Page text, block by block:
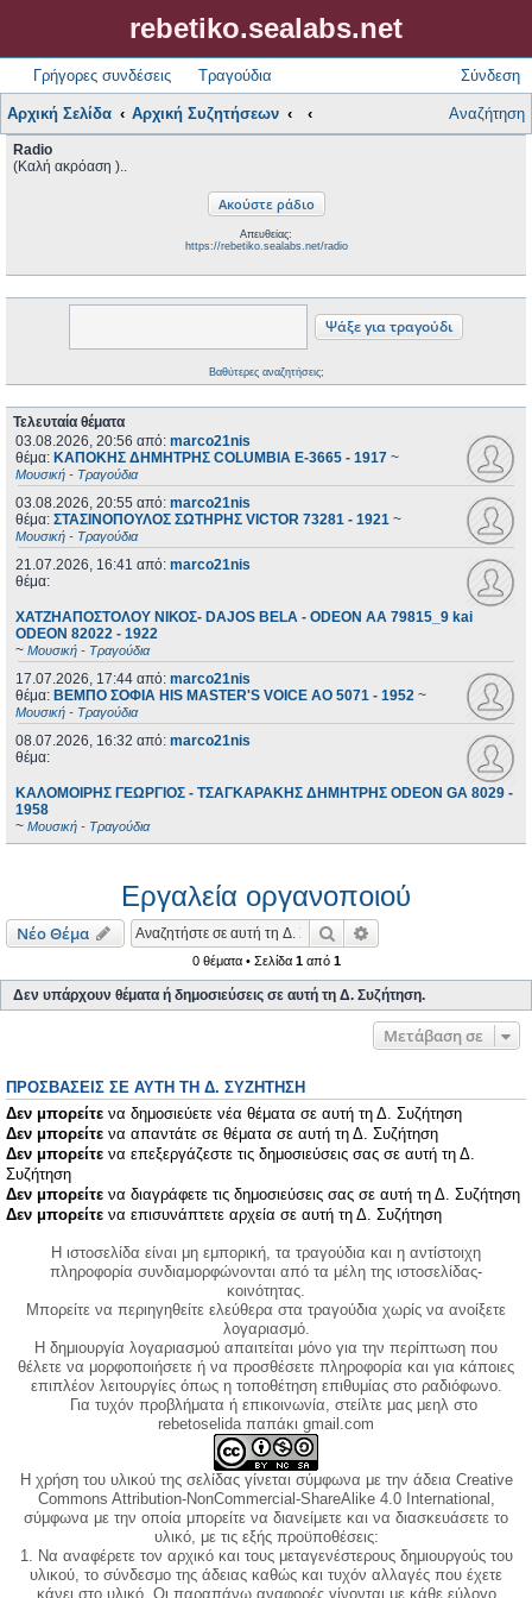
rebetiko.sealabs.net
Γρήγορες συνδέσεις Τραγούδια Σύνδεση
Αρχική Σελίδα Αρχική Συζητήσεων Αναζήτηση
Radio
(Καλή ακρόαση )..
Απευθείας:
https://rebetiko.sealabs.net/radio
Βαθύτερες αναζητήσεις;
Τελευταία θέματα
03.08.2026, 20:56 από: marco21nis
θέμα: ΚΑΠΟΚΗΣ ΔΗΜΗΤΡΗΣ COLUMBIA E-3665 - 1917 ~
Μουσική - Τραγούδια
03.08.2026, 20:55 από: marco21nis
θέμα: ΣΤΑΣΙΝΟΠΟΥΛΟΣ ΣΩΤΗΡΗΣ VICTOR 73281 - 1921 ~
Μουσική - Τραγούδια
21.07.2026, 16:41 από: marco21nis
θέμα:
ΧΑΤΖΗΑΠΟΣΤΟΛΟΥ ΝΙΚΟΣ- DAJOS BELA - ODEON AA 79815_9 kai
ODEON 82022 - 1922
~ Μουσική - Τραγούδια
17.07.2026, 17:44 από: marco21nis
θέμα: ΒΕΜΠΟ ΣΟΦΙΑ HIS MASTER'S VOICE AO 5071 - 1952 ~
Μουσική - Τραγούδια
08.07.2026, 16:32 από: marco21nis
θέμα:
ΚΑΛΟΜΟΙΡΗΣ ΓΕΩΡΓΙΟΣ - ΤΣΑΓΚΑΡΑΚΗΣ ΔΗΜΗΤΡΗΣ ODEON GA 8029 -
1958
~ Μουσική - Τραγούδια
Εργαλεία οργανοποιού
Νέο Θέμα Αναζήτηση
0 θέματα • Σελίδα 1από 1
Δεν υπάρχουν θέματα ή δημοσιεύσεις σε αυτή τη Δ. Συζήτηση.
Μετάβαση σε
ΠΡΟΣΒΆΣΕΙΣ ΣΕ ΑΥΤΉ ΤΗ Δ. ΣΥΖΉΤΗΣΗ
Δεν μπορείτε να δημοσιεύετε νέα θέματα σε αυτή τη Δ. Συζήτηση
Δεν μπορείτε να απαντάτε σε θέματα σε αυτή τη Δ. Συζήτηση
Δεν μπορείτε να επεξεργάζεστε τις δημοσιεύσεις σας σε αυτή τη Δ.
Συζήτηση
Δεν μπορείτε να διαγράφετε τις δημοσιεύσεις σας σε αυτή τη Δ. Συζήτηση
Δεν μπορείτε να επισυνάπτετε αρχεία σε αυτή τη Δ. Συζήτηση
Η ιστοσελίδα είναι μη εμπορική, τα τραγούδια και η αντίστοιχη
πληροφορία συνδιαμορφώνονται από τα μέλη της ιστοσελίδας-
κοινότητας.
Μπορείτε να περιηγηθείτε ελεύθερα στα τραγούδια χωρίς να ανοίξετε
λογαριασμό.
Η δημιουργία λογαριασμού απαιτείται μόνο για την περίπτωση που
θέλετε να μορφοποιήσετε ή να προσθέσετε πληροφορία και για κάποιες
επιπλέον λειτουργίες όπως η τοποθέτηση επιθυμίας στο ραδιόφωνο.
Για τυχόν προβλήματα ή επικοινωνία, στείλτε μας μεηλ στο
rebetoselida παπάκι gmail.com
Η χρήση του υλικού της σελίδας γίνεται σύμφωνα με την άδεια Creative
Commons Attribution-NonCommercial-ShareAlike 4.0 International,
σύμφωνα με την οποία μπορείτε να διανείμετε και να διασκευάσετε το
υλικό, με τις εξής προϋποθέσεις:
1. Να αναφέρετε τον αρχικό και τους μεταγενέστερους δημιουργούς του
υλικού, το σύνδεσμο της άδειας καθώς και τυχόν αλλαγές που έχετε
κάνει στο υλικό. Οι παραπάνω αναφορές γίνονται με κάθε εύλογο